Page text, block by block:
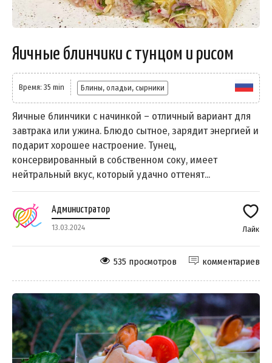
Яичные блинчики с тунцом и рисом
Время: 35 min Блины, оладьи, сырники
Яичные блинчики с начинкой – отличный вариант для
завтрака или ужина. Блюдо сытное, зарядит энергией и
подарит хорошее настроение. Тунец,
консервированный в собственном соку, имеет
нейтральный вкус, который удачно оттенят...
Администратор
13.03.2024 Лайк
комментариев
535 просмотров